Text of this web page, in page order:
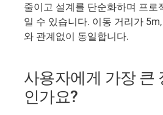
줄이고 설계를 단순화하며 프로
일 수 있습니다. 이동 거리가
와 관계없이 동일합니다.
사용자에게 가장 큰
인가요?